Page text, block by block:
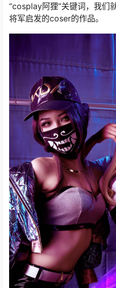
“cosplay阿狸”关键词，我们
将军启发的coser的作品。